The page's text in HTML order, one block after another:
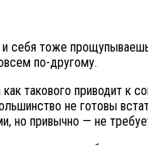
себя тоже
по-другому.
такового приводит
не готовы
но привычно — не